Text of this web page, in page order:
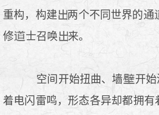
重构，构建
两个不同世界的通
修
士召唤 来。
空间开始扭曲、墙 开始
着电闪雷鸣，形态各异却都拥有